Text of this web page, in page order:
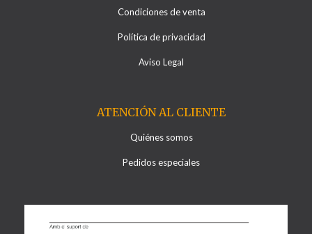
Condiciones de venta
Política de privacidad
Aviso Legal
ATENCIÓN AL CLIENTE
Quiénes somos
Pedidos especiales